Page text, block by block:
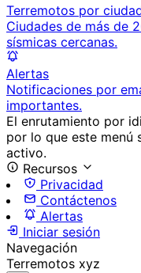
Terremotos por
Ciudades de más de
sísmicas cercanas.
Alertas
Notificaciones por
importantes.
El enrutamiento por
por lo que este menú
activo.
Recursos
Privacidad
Contáctenos
Alertas
Iniciar sesión
Navegación
Terremotos xyz